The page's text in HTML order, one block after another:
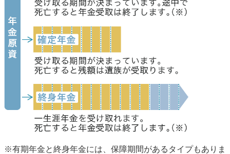
※有期年金と終身年金には、保障期間があるタイプもありま